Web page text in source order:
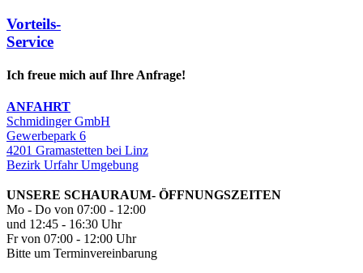
Vorteils-
Service
Ich freue mich auf Ihre Anfrage!
ANFAHRT
Schmidinger GmbH
Gewerbepark 6
4201 Gramastetten bei Linz
Bezirk Urfahr Umgebung
UNSERE SCHAURAUM- ÖFFNUNGSZEITEN
Mo - Do von 07:00 - 12:00
und 12:45 - 16:30 Uhr
Fr von 07:00 - 12:00 Uhr
Bitte um Terminvereinbarung